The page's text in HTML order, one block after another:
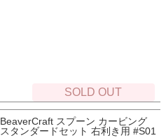
SOLD OUT
BeaverCraft スプーン カービング
スタンダードセット 右利き用 #S01